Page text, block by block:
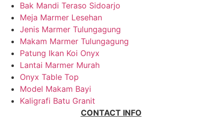
Bak Mandi Teraso Sidoarjo
Meja Marmer Lesehan
Jenis Marmer Tulungagung
Makam Marmer Tulungagung
Patung Ikan Koi Onyx
Lantai Marmer Murah
Onyx Table Top
Model Makam Bayi
Kaligrafi Batu Granit
CONTACT INFO